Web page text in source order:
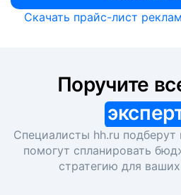
Скачать прайс-лист
Специалисты hh.ru
помогут спланировать
стратегию для ваших